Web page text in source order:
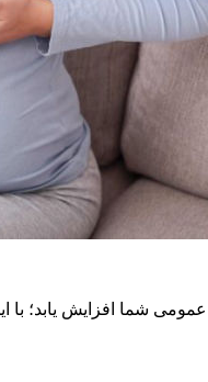
شما افزایش یابد؛ با